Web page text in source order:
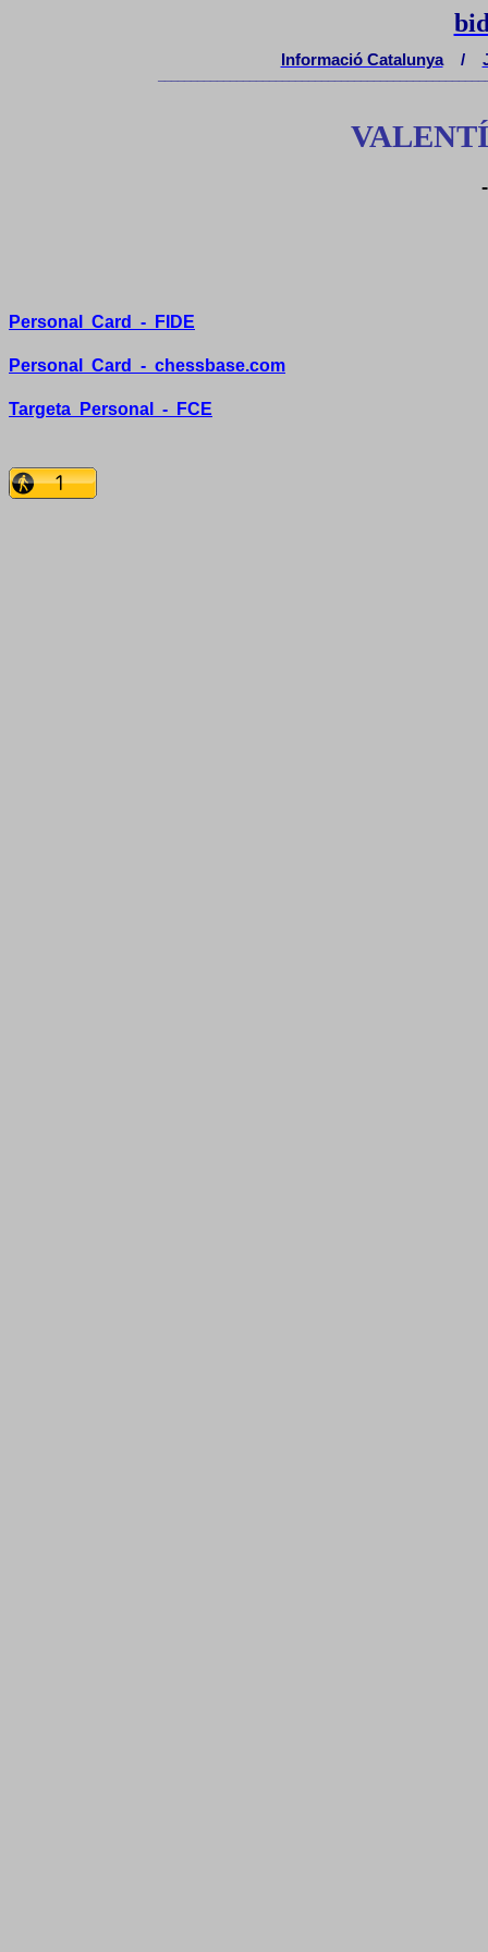
Informació Catalunya /
Personal Card - FIDE
Personal Card - chessbase.com
Targeta Personal - FCE